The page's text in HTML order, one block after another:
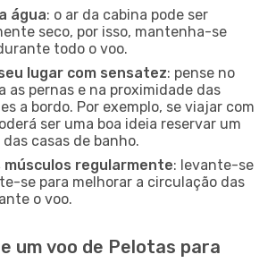
água: o ar da cabina pode ser
seco, por isso, mantenha-se
todo o voo.
lugar com sensatez: pense no
as pernas e na proximidade das
a bordo. Por exemplo, se viajar com
ser uma boa ideia reservar um
casas de banho.
músculos regularmente: levante-se
se para melhorar a circulação das
o voo.
um voo de Pelotas para